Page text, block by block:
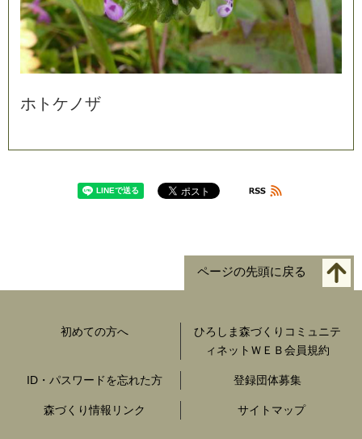
ホ ト ケ ノザ
ページの先頭に戻る
初めての方へ
ひろしま森づくりコミュニテ
ィネットＷＥＢ会員規約
ID・パスワードを忘れた方 登録団体募集
森づくり情報リンク サイトマップ